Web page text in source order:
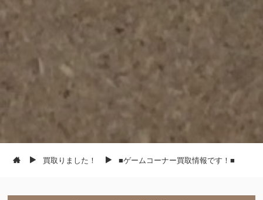
買取りました！ ■ゲームコーナー買取情報です！■